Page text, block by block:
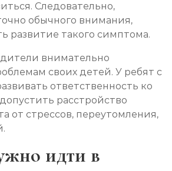
Следовательно,
обычного внимания,
развитие такого симптома.
внимательно
своих детей. У ребят с
ответственность ко
расстройство
от стрессов, переутомления,
идти в